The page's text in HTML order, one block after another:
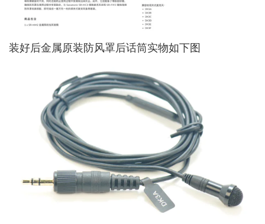
装好后金属原装防风罩后话筒实物如下图